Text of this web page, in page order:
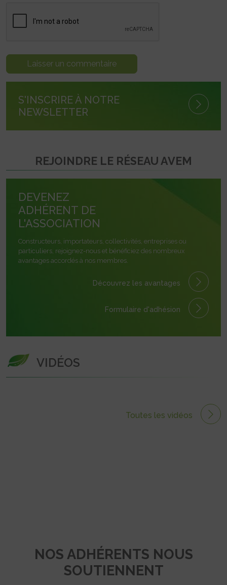
S'INSCRIRE À NOTRE
NEWSLETTER
REJOINDRE LE RÉSEAU AVEM
DEVENEZ
ADHÉRENT DE
L'ASSOCIATION
Constructeurs, importateurs, collectivités, entreprises ou
particuliers, rejoignez-nous et bénéficiez des nombreux
avantages accordés à nos membres.
Découvrez les avantages
Formulaire d'adhésion
VIDÉOS
Toutes les vidéos
NOS ADHÉRENTS NOUS
SOUTIENNENT